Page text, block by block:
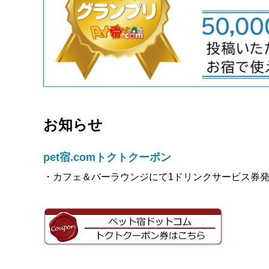
お知らせ
pet宿.comトクトクーポン
・カフェ＆バーラウンジにて1ドリンクサービス券